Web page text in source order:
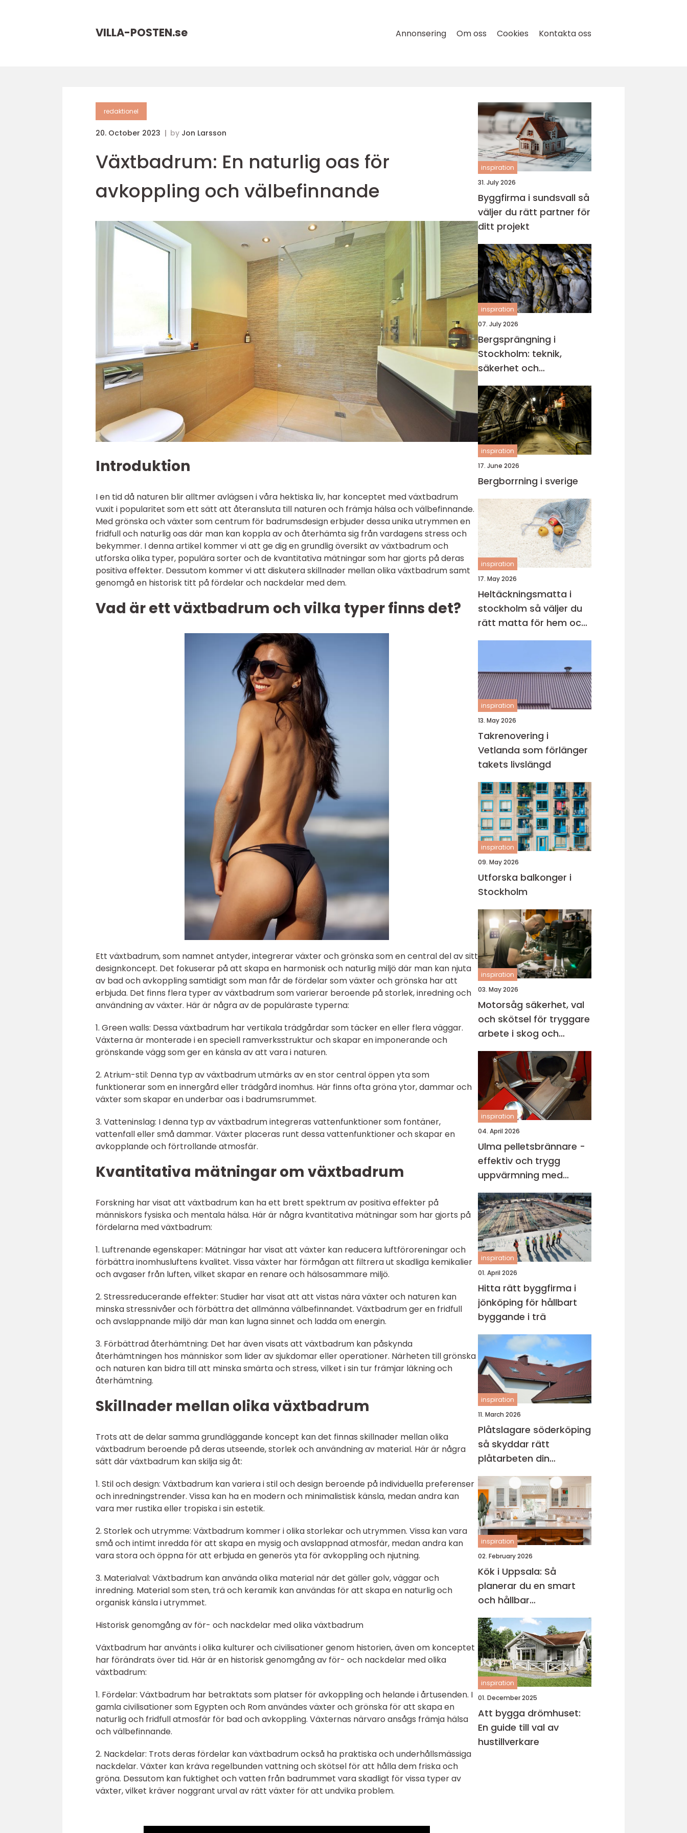
VILLA-POSTEN.se Annonsering Om oss Cookies Kontakta oss
redaktionel
20. October 2023 by Jon Larsson
Växtbadrum: En naturlig oas för
avkoppling och välbefinnande
Introduktion
I en tid då naturen blir alltmer avlägsen i våra hektiska liv, har konceptet med växtbadrum
vuxit i popularitet som ett sätt att återansluta till naturen och främja hälsa och välbefinnande.
Med grönska och växter som centrum för badrumsdesign erbjuder dessa unika utrymmen en
fridfull och naturlig oas där man kan koppla av och återhämta sig från vardagens stress och
bekymmer. I denna artikel kommer vi att ge dig en grundlig översikt av växtbadrum och
utforska olika typer, populära sorter och de kvantitativa mätningar som har gjorts på deras
positiva effekter. Dessutom kommer vi att diskutera skillnader mellan olika växtbadrum samt
genomgå en historisk titt på fördelar och nackdelar med dem.
Vad är ett växtbadrum och vilka typer finns det?
Ett växtbadrum, som namnet antyder, integrerar växter och grönska som en central del av sitt
designkoncept. Det fokuserar på att skapa en harmonisk och naturlig miljö där man kan njuta
av bad och avkoppling samtidigt som man får de fördelar som växter och grönska har att
erbjuda. Det finns flera typer av växtbadrum som varierar beroende på storlek, inredning och
användning av växter. Här är några av de populäraste typerna:
1. Green walls: Dessa växtbadrum har vertikala trädgårdar som täcker en eller flera väggar.
Växterna är monterade i en speciell ramverksstruktur och skapar en imponerande och
grönskande vägg som ger en känsla av att vara i naturen.
2. Atrium-stil: Denna typ av växtbadrum utmärks av en stor central öppen yta som
funktionerar som en innergård eller trädgård inomhus. Här finns ofta gröna ytor, dammar och
växter som skapar en underbar oas i badrumsrummet.
3. Vatteninslag: I denna typ av växtbadrum integreras vattenfunktioner som fontäner,
vattenfall eller små dammar. Växter placeras runt dessa vattenfunktioner och skapar en
avkopplande och förtrollande atmosfär.
Kvantitativa mätningar om växtbadrum
Forskning har visat att växtbadrum kan ha ett brett spektrum av positiva effekter på
människors fysiska och mentala hälsa. Här är några kvantitativa mätningar som har gjorts på
fördelarna med växtbadrum:
1. Luftrenande egenskaper: Mätningar har visat att växter kan reducera luftföroreningar och
förbättra inomhusluftens kvalitet. Vissa växter har förmågan att filtrera ut skadliga kemikalier
och avgaser från luften, vilket skapar en renare och hälsosammare miljö.
2. Stressreducerande effekter: Studier har visat att att vistas nära växter och naturen kan
minska stressnivåer och förbättra det allmänna välbefinnandet. Växtbadrum ger en fridfull
och avslappnande miljö där man kan lugna sinnet och ladda om energin.
3. Förbättrad återhämtning: Det har även visats att växtbadrum kan påskynda
återhämtningen hos människor som lider av sjukdomar eller operationer. Närheten till grönska
och naturen kan bidra till att minska smärta och stress, vilket i sin tur främjar läkning och
återhämtning.
Skillnader mellan olika växtbadrum
Trots att de delar samma grundläggande koncept kan det finnas skillnader mellan olika
växtbadrum beroende på deras utseende, storlek och användning av material. Här är några
sätt där växtbadrum kan skilja sig åt:
1. Stil och design: Växtbadrum kan variera i stil och design beroende på individuella preferenser
och inredningstrender. Vissa kan ha en modern och minimalistisk känsla, medan andra kan
vara mer rustika eller tropiska i sin estetik.
2. Storlek och utrymme: Växtbadrum kommer i olika storlekar och utrymmen. Vissa kan vara
små och intimt inredda för att skapa en mysig och avslappnad atmosfär, medan andra kan
vara stora och öppna för att erbjuda en generös yta för avkoppling och njutning.
3. Materialval: Växtbadrum kan använda olika material när det gäller golv, väggar och
inredning. Material som sten, trä och keramik kan användas för att skapa en naturlig och
organisk känsla i utrymmet.
Historisk genomgång av för- och nackdelar med olika växtbadrum
Växtbadrum har använts i olika kulturer och civilisationer genom historien, även om konceptet
har förändrats över tid. Här är en historisk genomgång av för- och nackdelar med olika
växtbadrum:
1. Fördelar: Växtbadrum har betraktats som platser för avkoppling och helande i årtusenden. I
gamla civilisationer som Egypten och Rom användes växter och grönska för att skapa en
naturlig och fridfull atmosfär för bad och avkoppling. Växternas närvaro ansågs främja hälsa
och välbefinnande.
2. Nackdelar: Trots deras fördelar kan växtbadrum också ha praktiska och underhållsmässiga
nackdelar. Växter kan kräva regelbunden vattning och skötsel för att hålla dem friska och
gröna. Dessutom kan fuktighet och vatten från badrummet vara skadligt för vissa typer av
växter, vilket kräver noggrant urval av rätt växter för att undvika problem.
inspiration
31. July 2026
Byggfirma i sundsvall så
väljer du rätt partner för
ditt projekt
inspiration
07. July 2026
Bergsprängning i
Stockholm: teknik,
säkerhet och
miljöhänsyn
inspiration
17. June 2026
Bergborrning i sverige
inspiration
17. May 2026
Heltäckningsmatta i
stockholm så väljer du
rätt matta för hem och
kontor
inspiration
13. May 2026
Takrenovering i
Vetlanda som förlänger
takets livslängd
inspiration
09. May 2026
Utforska balkonger i
Stockholm
inspiration
03. May 2026
Motorsåg säkerhet, val
och skötsel för tryggare
arbete i skog och
trädgård
inspiration
04. April 2026
Ulma pelletsbrännare -
effektiv och trygg
uppvärmning med
pellets
inspiration
01. April 2026
Hitta rätt byggfirma i
jönköping för hållbart
byggande i trä
inspiration
11. March 2026
Plåtslagare söderköping
så skyddar rätt
plåtarbeten din
fastighet
inspiration
02. February 2026
Kök i Uppsala: Så
planerar du en smart
och hållbar
köksrenovering
inspiration
01. December 2025
Att bygga drömhuset:
En guide till val av
hustillverkare